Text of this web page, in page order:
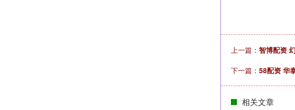
上一篇： 智博配资
下一篇： 58配资 华
相关文章